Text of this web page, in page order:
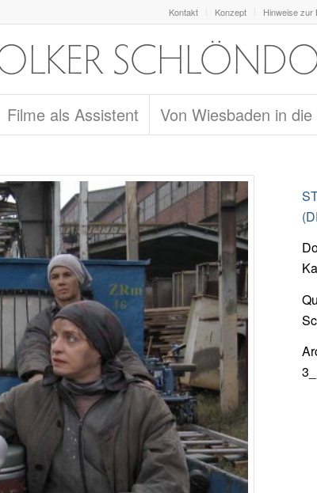
Kontakt Konzept Hinweise zur
Filme als Assistent Von Wiesbaden in die